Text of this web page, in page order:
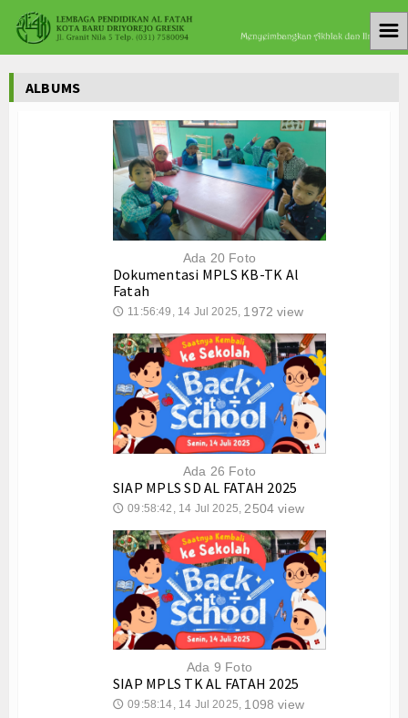
Satuan Pendidikan
Taman Kanak Kanak
Sekolah Menengah Pertama
☰
ALBUMS
Ada 20 Foto
Dokumentasi MPLS KB-TK Al
Fatah
🕔 11:56:49, 14 Jul 2025, 1972 view
Ada 26 Foto
SIAP MPLS SD AL FATAH 2025
🕔 09:58:42, 14 Jul 2025, 2504 view
Ada 9 Foto
SIAP MPLS TK AL FATAH 2025
🕔 09:58:14, 14 Jul 2025, 1098 view